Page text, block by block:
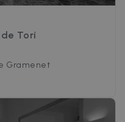
Torí
Gramenet